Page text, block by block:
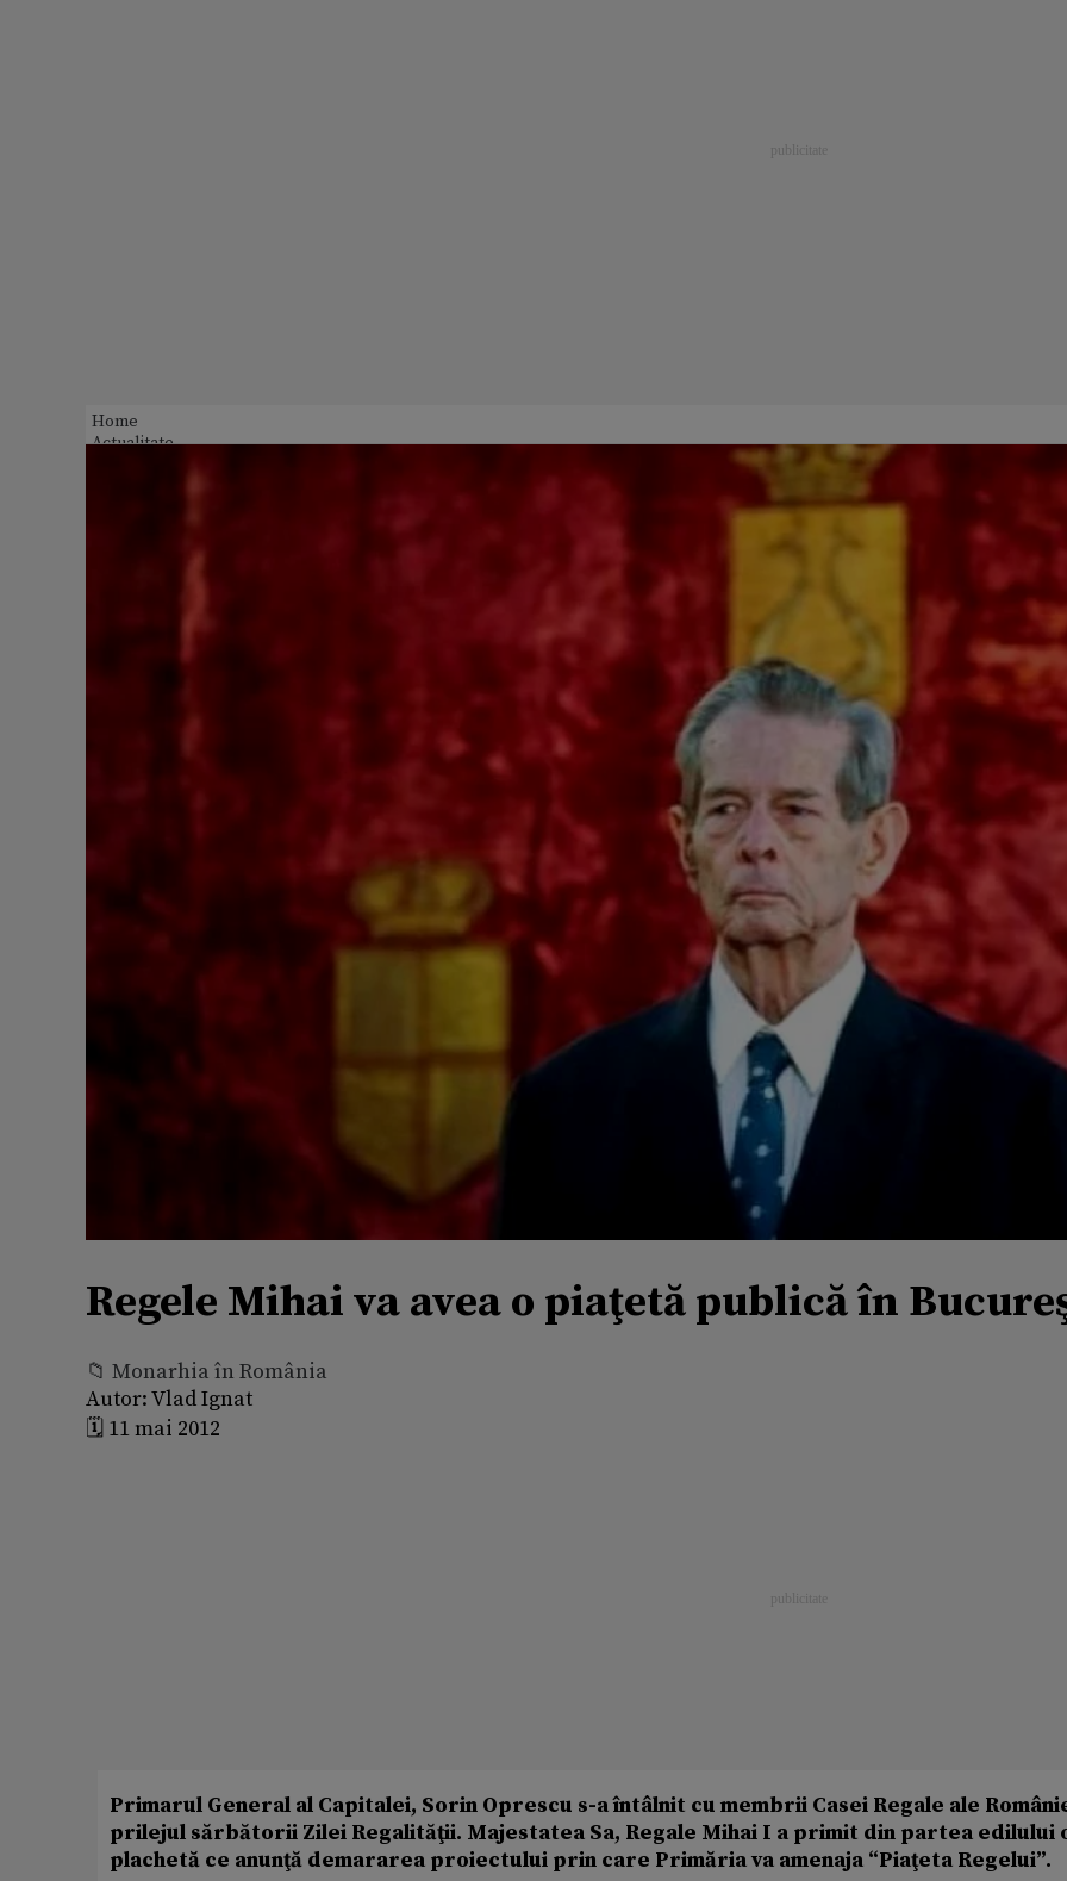
Home
Actualitate
Regele Mihai va avea o piaţetă publică în
📁 Monarhia în România
Autor:Vlad Ignat
🗓️ 11 mai 2012
Primarul General al Capitalei, Sorin Oprescu s-a întâlnit cu membrii Casei Regale ale
prilejul sărbătorii Zilei Regalităţii. Majestatea Sa, Regale Mihai I a primit din partea edilului
plachetă ce anunţă demararea proiectului prin care Primăria va amenaja “Piaţeta Regelui”.